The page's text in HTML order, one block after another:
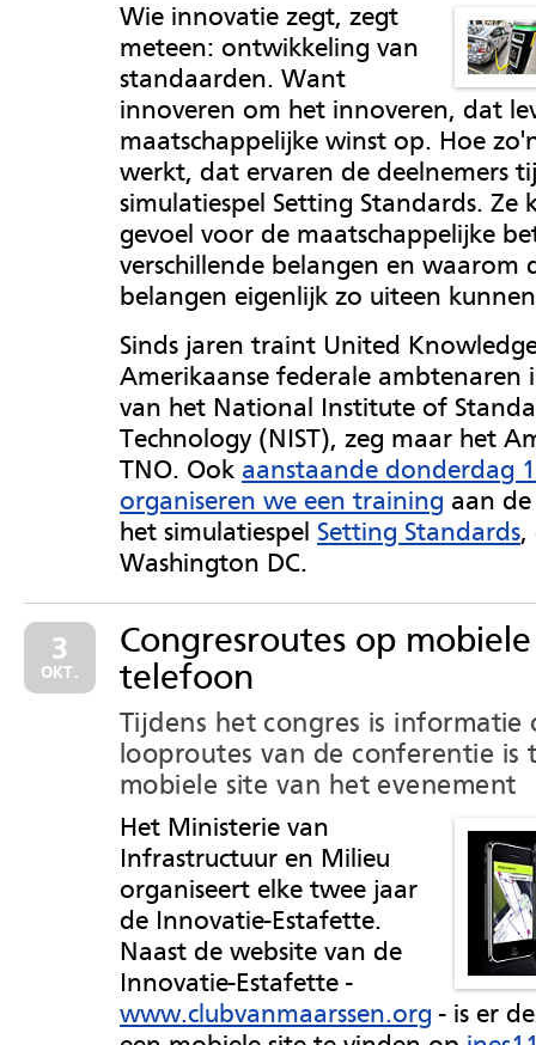
Wie innovatie zegt, zegt
meteen: ontwikkeling van
standaarden. Want
innoveren om het innoveren, dat
maatschappelijke winst op. Hoe
werkt, dat ervaren de deelnemers
simulatiespel Setting Standards. Ze
gevoel voor de maatschappelijke
verschillende belangen en waarom
belangen eigenlijk zo uiteen
Sinds jaren traint United
Amerikaanse federale ambtenaren
van het National Institute of
Technology (NIST), zeg maar het
TNO. Ook aanstaande donderdag
organiseren we een training aan
het simulatiespel Setting Standards,
Washington DC.
Congresroutes op mobiele
telefoon
3
OKT.
Tijdens het congres is informatie
looproutes van de conferentie is
mobiele site van het evenement
Het Ministerie van
Infrastructuur en Milieu
organiseert elke twee jaar
de Innovatie-Estafette.
Naast de website van de
Innovatie-Estafette -
www.clubvanmaarssen.org - is er